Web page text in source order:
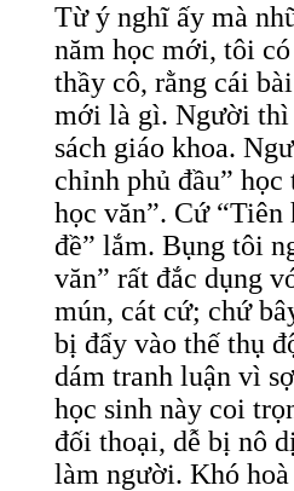
Từ ý nghĩ ấy mà
năm học mới, tôi
thầy cô, rằng cái
mới là gì. Người thì
sách giáo khoa.
chỉnh phủ đầu”
học văn”. Cứ “Tiên
đề” lắm. Bụng tôi
văn” rất đắc dụng
mún, cát cứ; chứ
bị đẩy vào thế thụ
dám tranh luận vì
học sinh này coi
đối thoại, dễ bị nô
làm người. Khó